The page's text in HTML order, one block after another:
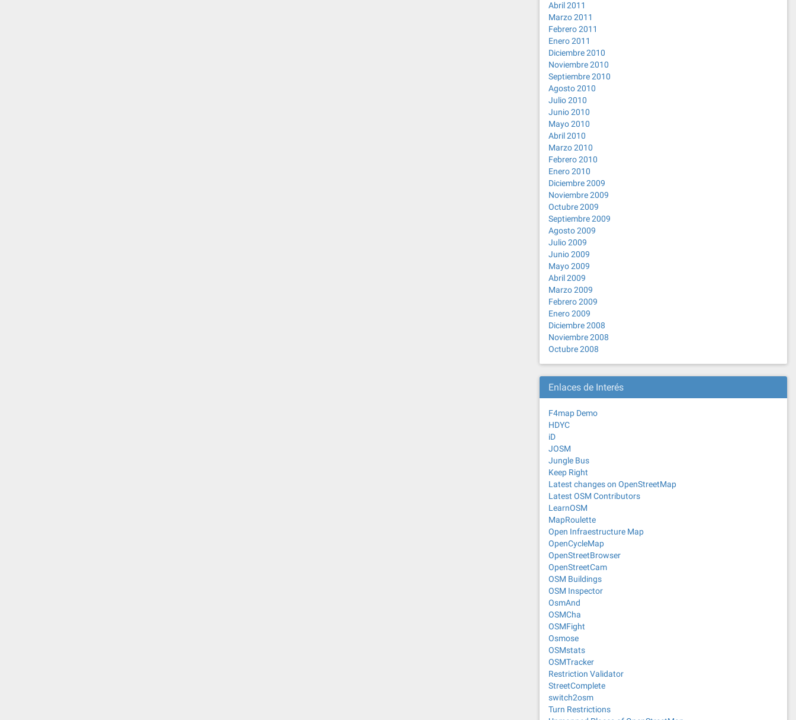
Abril 2011
Marzo 2011
Febrero 2011
Enero 2011
Diciembre 2010
Noviembre 2010
Septiembre 2010
Agosto 2010
Julio 2010
Junio 2010
Mayo 2010
Abril 2010
Marzo 2010
Febrero 2010
Enero 2010
Diciembre 2009
Noviembre 2009
Octubre 2009
Septiembre 2009
Agosto 2009
Julio 2009
Junio 2009
Mayo 2009
Abril 2009
Marzo 2009
Febrero 2009
Enero 2009
Diciembre 2008
Noviembre 2008
Octubre 2008
Enlaces de Interés
F4map Demo
HDYC
iD
JOSM
Jungle Bus
Keep Right
Latest changes on OpenStreetMap
Latest OSM Contributors
LearnOSM
MapRoulette
Open Infraestructure Map
OpenCycleMap
OpenStreetBrowser
OpenStreetCam
OSM Buildings
OSM Inspector
OsmAnd
OSMCha
OSMFight
Osmose
OSMstats
OSMTracker
Restriction Validator
StreetComplete
switch2osm
Turn Restrictions